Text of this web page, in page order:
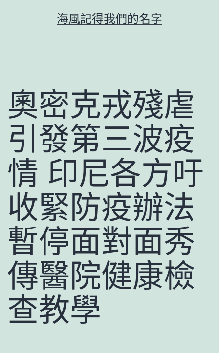
海風記得我們的名字
奧密克戎殘虐
引發第三波疫
情 印尼各方吁
收緊防疫辦法
暫停面對面秀
傳醫院健康檢
查教學